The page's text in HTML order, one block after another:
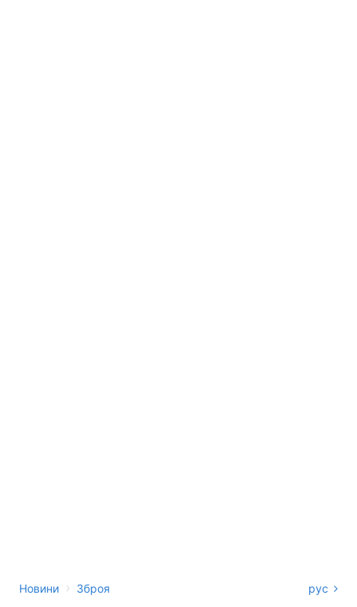
Новини › Зброя рус